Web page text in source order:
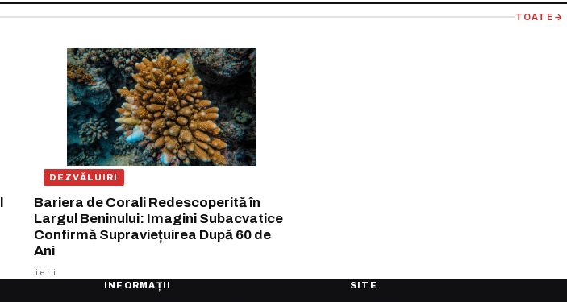
TOATE →
DEZVĂLUIRI
Bariera de Corali Redescoperită în
Largul Beninului: Imagini Subacvatice
Confirmă Supraviețuirea După 60 de
Ani
ieri
INFORMAȚII SITE